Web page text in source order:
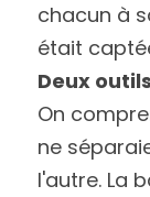
chacun à
était
Deux
On
ne
l'autre. La